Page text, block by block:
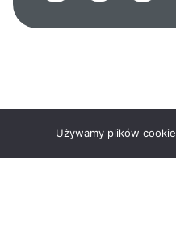
Używamy plików